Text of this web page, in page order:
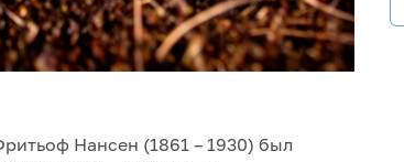
Нансен (1861 – 1930) был